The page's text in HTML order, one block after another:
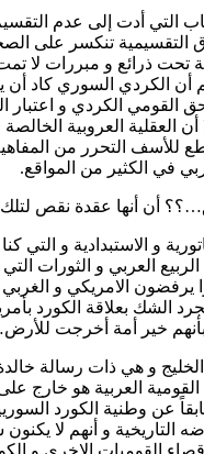
التي أدت إلى عدم
التقسيمية تنكسر على
تحت ذرائع و مبررات لا
أن الكردي السوري كاد
القومي الكردي و اعتبار
أن العقلية العروبية
للأسف التحرر من
في الكثير من المواقع.
أن أنها عقدة نقص لتلك
و الاستبدادية و
الربيع العربي و الثورات
يرفضون الامريكي و
الشك بعلاقة الكورد
خير أمة أخرجت
الخليج و هي ذات رسالة
العربية هو خارج
عن وطنية الكورد
التاريخية و أنهم لا
القوميات الاخرى و